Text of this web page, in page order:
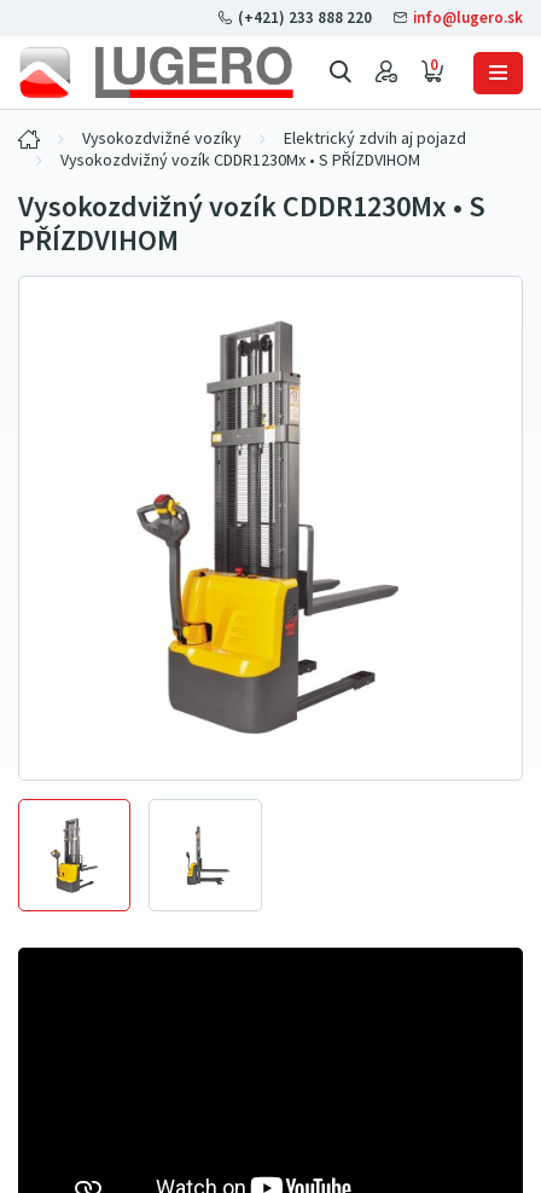
0
(+421) 233 888 220 info@lugero.sk
Vysokozdvižné vozíky
Elektrický zdvih aj pojazd
Vysokozdvižný vozík CDDR1230Mx • S PŘÍZDVIHOM
Vysokozdvižný vozík CDDR1230Mx • S
PŘÍZDVIHOM